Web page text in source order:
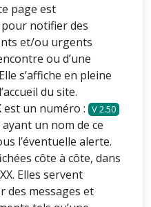
page est
notifier des
et/ou urgents
ou d’une
s’affiche en pleine
du site.
est un numéro : 2.50
un nom de ce
l’éventuelle alerte.
côte à côte, dans
Elles servent
des messages et